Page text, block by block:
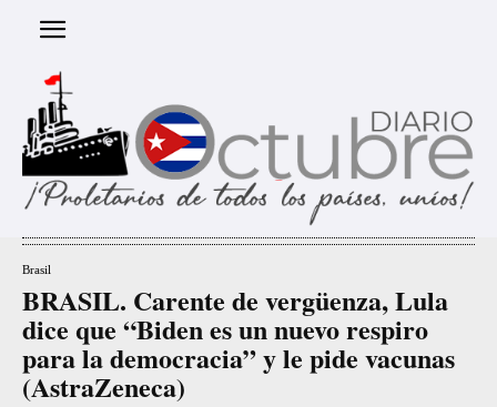
Brasil
BRASIL. Carente de vergüenza, Lula
dice que “Biden es un nuevo respiro
para la democracia” y le pide vacunas
(AstraZeneca)